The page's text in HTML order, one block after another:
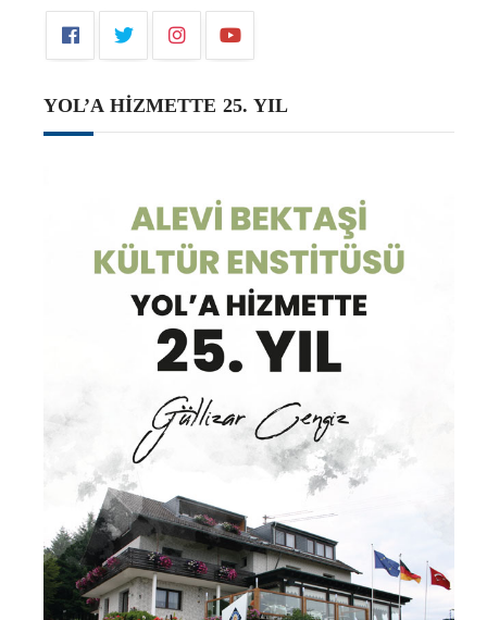
YOL’A HİZMETTE 25. YIL